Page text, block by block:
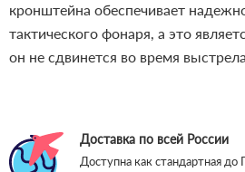
кронштейна обеспечивает
тактического фонаря, а это
он не сдвинется во время
Доставка по всей России
Доступна как стандартная до